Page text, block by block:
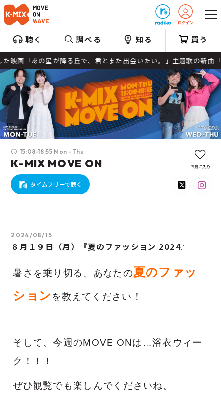
聴く 調べる 知る 買う
丘で、君とまた出会いたい。」主題歌の新曲「邂逅」
15:08-18:55 Mon - Thu
K-MIX MOVE ON
タイムフリーで聴く
お気に入り
2024/08/15
８月１９日（月）『夏のファッション 2024』
暑さを乗り切る、あなたの夏のファッ
ション を教えてください！
そして、今週のMOVE ONは…浴衣ウィー
ク！！！
ぜひ観覧でも楽しんでくださいね。